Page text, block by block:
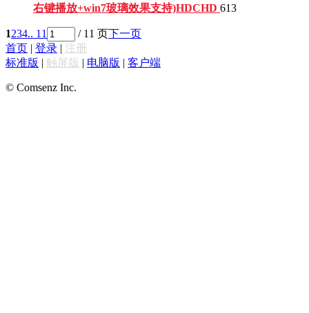
右键播放+win7玻璃效果支持)HDCHD 613
1234.. 11 / 11 页下一页
首页 | 登录 | 注册
标准版 | 触屏版 | 电脑版 | 客户端
© Comsenz Inc.